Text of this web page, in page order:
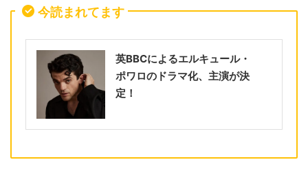
今読まれてます
英BBCによるエルキュール・
ポワロのドラマ化、主演が決
定！